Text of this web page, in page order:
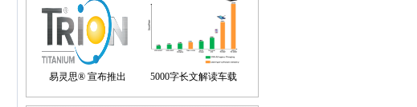
自动驾驶机器人来到我
们身边
控制器BOB集成断线
易灵思® 宣布推出
Trion® Titanium FPGA
5000字长文解读车载
USB供电的方方面面